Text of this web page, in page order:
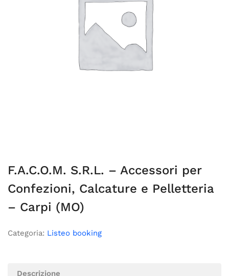
F.A.C.O.M. S.R.L. – Accessori per
Confezioni, Calcature e Pelletteria
– Carpi (MO)
Categoria: Listeo booking
Descrizione